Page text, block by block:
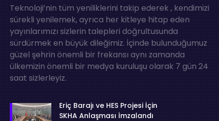
Teknoloji’nin tüm yeniliklerini takip ederek , kendimizi
sürekli yenilemek, ayrıca her kitleye hitap eden
yayınlarımızı sizlerin talepleri doğrultusunda
sürdürmek en büyük dileğimiz. İçinde bulunduğumuz
güzel şehrin önemli bir frekansı aynı zamanda
ülkemizin önemli bir medya kuruluşu olarak 7 gün 24
saat sizlerleyiz.
Eriç Barajı ve HES Projesi İçin
SKHA Anlaşması İmzalandı